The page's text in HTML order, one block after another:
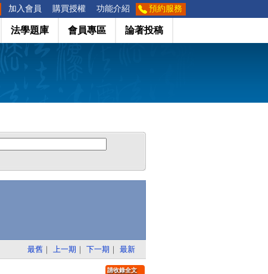
加入會員 購買授權 功能介紹 預約服務
法學題庫 會員專區 論著投稿
最舊 ｜ 上一期 ｜ 下一期 ｜ 最新
請收錄全文